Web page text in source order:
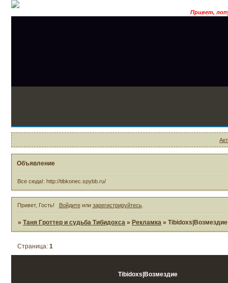
Привет,
Объявление
Все сюда!: http://tibkonec.spybb.ru/
Привет, Гость! Войдитеили зарегистрируйтесь.
»Таня Гроттер и судьба Тибидохса »Рекламка »Tibidoxs|Возмездие
Tibidoxs|Возмездие
Страница:1